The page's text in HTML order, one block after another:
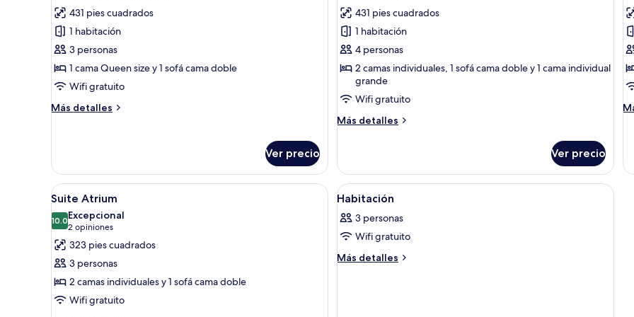
las
fotos
de
King
Suite
Kuvetli
431 pies cuadrados
1 habitación
3 personas
1 cama Queen size y 1 sofá cama doble
Wifi gratuito
Más detalles
Más
Spa
Kuvetli
Ver precio
las
fotos
de
Suite
Deluxe
431 pies cuadrados
1 habitación
4 personas
2 camas individuales, 1 sofá cama doble y 1 cama individual
grande
Wifi gratuito
Más detalles
Más
Deluxe
Ver precio
Spa
Abrir
todas
las
fotos
de
Suite
Atrium
Una habitación de hotel moderna con una cama grande, un televisor de pantalla plana y un cuadro en la
6
Suite Atrium
10.010.0 de 10
Excepcional
2 opiniones
(2
opiniones)
323 pies cuadrados
3 personas
2 camas individuales y 1 sofá cama doble
Wifi gratuito
Abrir
todas
las
fotos
de
Una habitación de hotel moderna
9
Habitación
3 personas
Wifi gratuito
Más detalles
Más